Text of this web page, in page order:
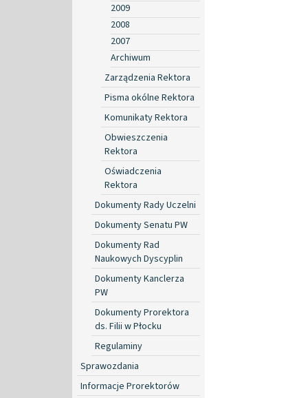
2009
2008
2007
Archiwum
Zarządzenia Rektora
Pisma okólne Rektora
Komunikaty Rektora
Obwieszczenia
Rektora
Oświadczenia
Rektora
Dokumenty Rady Uczelni
Dokumenty Senatu PW
Dokumenty Rad
Naukowych Dyscyplin
Dokumenty Kanclerza
PW
Dokumenty Prorektora
ds. Filii w Płocku
Regulaminy
Sprawozdania
Informacje Prorektorów